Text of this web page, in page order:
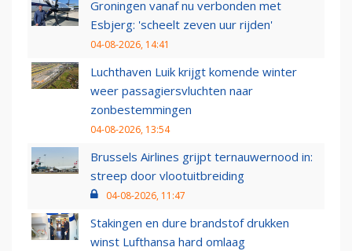
Groningen vanaf nu verbonden met
Esbjerg: 'scheelt zeven uur rijden'
04-08-2026, 14:41
Luchthaven Luik krijgt komende winter
weer passagiersvluchten naar
zonbestemmingen
04-08-2026, 13:54
Brussels Airlines grijpt ternauwernood in:
streep door vlootuitbreiding
04-08-2026, 11:47
Stakingen en dure brandstof drukken
winst Lufthansa hard omlaag